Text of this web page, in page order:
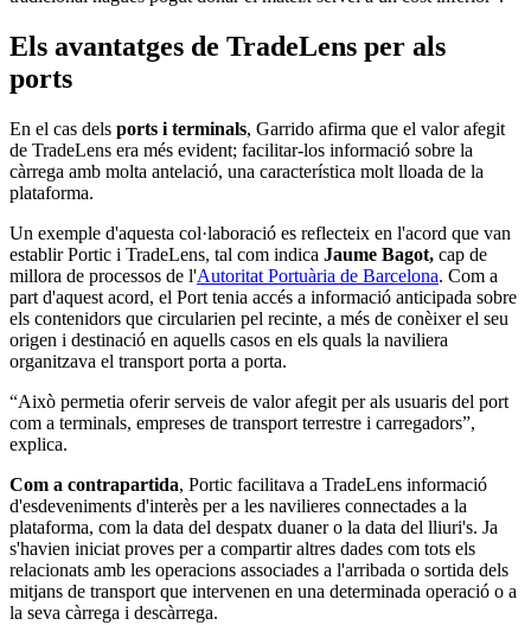
Els avantatges de TradeLens per als
ports
En el cas dels ports i terminals, Garrido afirma que el valor afegit
de TradeLens era més evident; facilitar-los informació sobre la
càrrega amb molta antelació, una característica molt lloada de la
plataforma.
Un exemple d'aquesta col·laboració es reflecteix en l'acord que van
establir Portic i TradeLens, tal com indica Jaume Bagot, cap de
millora de processos de l'Autoritat Portuària de Barcelona. Com a
part d'aquest acord, el Port tenia accés a informació anticipada sobre
els contenidors que circularien pel recinte, a més de conèixer el seu
origen i destinació en aquells casos en els quals la naviliera
organitzava el transport porta a porta.
“Això permetia oferir serveis de valor afegit per als usuaris del port
com a terminals, empreses de transport terrestre i carregadors”,
explica.
Com a contrapartida, Portic facilitava a TradeLens informació
d'esdeveniments d'interès per a les navilieres connectades a la
plataforma, com la data del despatx duaner o la data del lliuri's. Ja
s'havien iniciat proves per a compartir altres dades com tots els
relacionats amb les operacions associades a l'arribada o sortida dels
mitjans de transport que intervenen en una determinada operació o a
la seva càrrega i descàrrega.